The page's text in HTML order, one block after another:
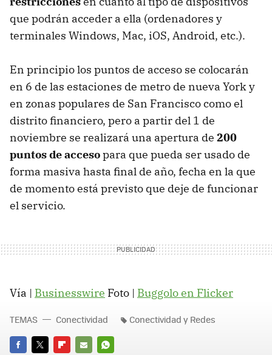
que podrán acceder a ella (ordenadores y
terminales Windows, Mac, iOS, Android, etc.).
En principio los puntos de acceso se colocarán
en 6 de las estaciones de metro de nueva York y
en zonas populares de San Francisco como el
distrito financiero, pero a partir del 1 de
noviembre se realizará una apertura de 200
puntos de accesopara que pueda ser usado de
forma masiva hasta final de año, fecha en la que
de momento está previsto que deje de funcionar
el servicio.
Vía | Businesswire Foto | Buggolo en Flicker
TEMAS Conectividad Conectividad y Redes